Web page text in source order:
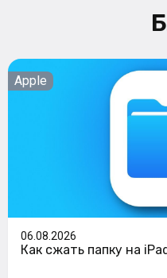
Apple
06.08.2026
Как сжать папку на